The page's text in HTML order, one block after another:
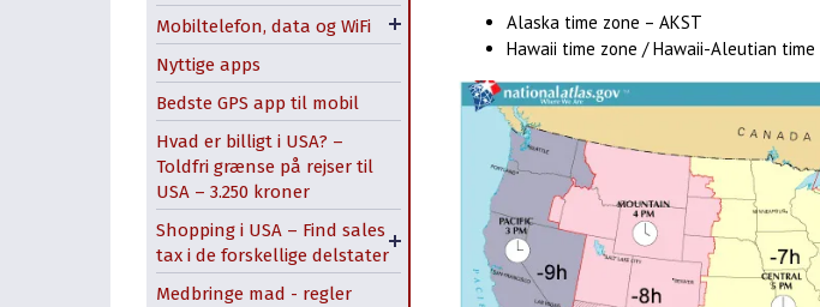
Alaska time zone – AKST
Hawaii time zone / Hawaii-Aleutian time
Mobiltelefon, data og WiFi
3LikeHome USA
Nyttige apps
Bedste GPS app til mobil
Hvad er billigt i USA? –
Toldfri grænse på rejser til
USA – 3.250 kroner
Shopping i USA – Find sales
tax i de forskellige delstater
Opnå de bedste priser i
outlets i USA
Medbringe mad - regler
Presidents’ Day
Memorial Day –
amerikansk helligdag
sidste mandag i maj
Independence Day i USA
– 4th of July
Labor Day
Columbus Day i USA –
kontroversiel
mærkedag i Amerika